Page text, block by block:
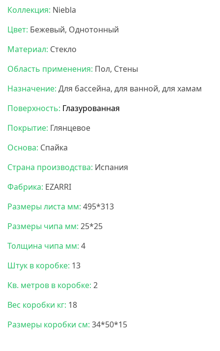
Коллекция: Niebla
Цвет: Бежевый, Однотонный
Материал: Стекло
Область применения: Пол, Стены
Назначение: Для бассейна, для ванной, для хамам
Поверхность: Глазурованная
Покрытие: Глянцевое
Основа: Спайка
Страна производства: Испания
Фабрика: EZARRI
Размеры листа мм: 495*313
Размеры чипа мм: 25*25
Толщина чипа мм: 4
Штук в коробке: 13
Кв. метров в коробке: 2
Вес коробки кг: 18
Размеры коробки см: 34*50*15